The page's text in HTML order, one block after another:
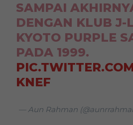
SAMPAI
DENGAN KLUB J-
KYOTO PURPLE
PADA 1999.
KNEF
— Aun Rahman